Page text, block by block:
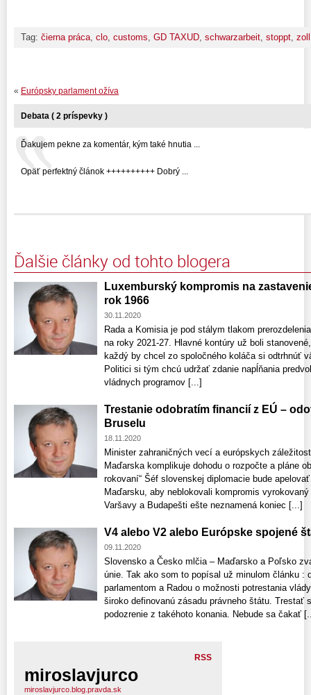
Tag: čierna práca, clo, customs, GD TAXUD, schwarzarbeit, stoppt, zoll
« Európsky parlament ožíva
Debata ( 2 príspevky )
Ďakujem pekne za komentár, kým také hnutia ...
Opäť perfektný článok ++++++++++ Dobrý ...
Ďalšie články od tohto blogera
Luxemburský kompromis na
rok 1966
30.11.2020
Rada a Komisia je pod stálym tlakom
na roky 2021-27. Hlavné kontúry už boli
každý by chcel zo spoločného koláča si odtrhnúť
Politici si tým chcú udržať zdanie napĺňania
vládnych programov [...]
Trestanie odobratím financií z EÚ –
Bruselu
18.11.2020
Minister zahraničných vecí a európskych
Maďarska komplikuje dohodu o rozpočte a pláne
rokovaní“ Šéf slovenskej diplomacie bude
Maďarsku, aby neblokovali kompromis
Varšavy a Budapešti ešte neznamená koniec [...]
V4 alebo V2 alebo Európske spojené
09.11.2020
Slovensko a Česko mlčia – Maďarsko a Poľsko
únie. Tak ako som to popísal už minulom článku :
parlamentom a Radou o možnosti potrestania
široko definovanú zásadu právneho štátu. Trestať
podozrenie z takéhoto konania. Nebude sa čakať
RSS
miroslavjurco
miroslavjurco.blog.pravda.sk